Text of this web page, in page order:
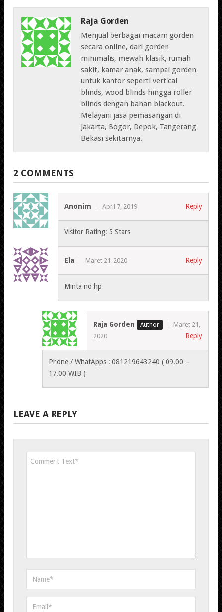
Raja Gorden
Menjual berbagai macam gorden
secara online, dari gorden
minimalis, mewah klasik, rumah
sakit, kamar anak, sampai gorden
untuk kantor seperti vertical
blinds, wood blinds hingga roller
blinds dengan bahan blackout.
Melayani jasa pemasangan di
Jakarta, Bogor, Depok, Tangerang
Bekasi sekitarnya.
2 COMMENTS
Anonim April 7, 2019 Reply
Visitor Rating: 5 Stars
Ela Maret 21, 2020 Reply
Minta no hp
Raja Gorden
Maret 21,
2020
Reply
Phone / WhatApps : 081219643240 ( 09.00 –
17.00 WIB )
LEAVE A REPLY